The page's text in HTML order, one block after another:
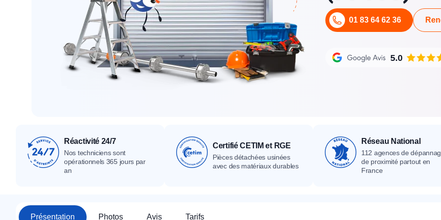
Tous nos produits Catalogue Devis gratuit Contact
Tous nos produits Catalogue Devis gratuit Contact
Tous nos produits Catalogue Devis gratuit Contact
01 83 64 62 36
5.0
Réactivité 24/7
Nos techniciens sont
opérationnels 365 jours par
an
Certifié CETIM et RGE
Pièces détachées usinées
avec des matériaux durables
Réseau National
112 agences de
de proximité partout en
France
Présentation Photos Avis Tarifs